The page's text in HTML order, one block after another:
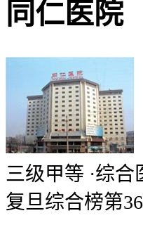
同仁医院
三级甲等 ·综合
复旦综合榜第